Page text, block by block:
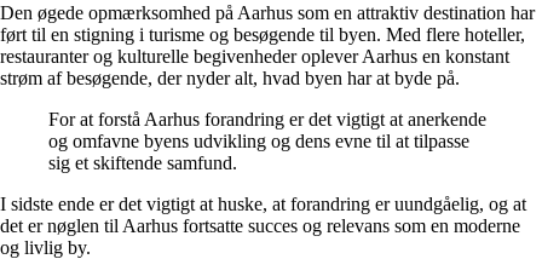
Den øgede opmærksomhed på Aarhus som en attraktiv destination har
ført til en stigning i turisme og besøgende til byen. Med flere hoteller,
restauranter og kulturelle begivenheder oplever Aarhus en konstant
strøm af besøgende, der nyder alt, hvad byen har at byde på.
For at forstå Aarhus forandring er det vigtigt at anerkende
og omfavne byens udvikling og dens evne til at tilpasse
sig et skiftende samfund.
I sidste ende er det vigtigt at huske, at forandring er uundgåelig, og at
det er nøglen til Aarhus fortsatte succes og relevans som en moderne
og livlig by.